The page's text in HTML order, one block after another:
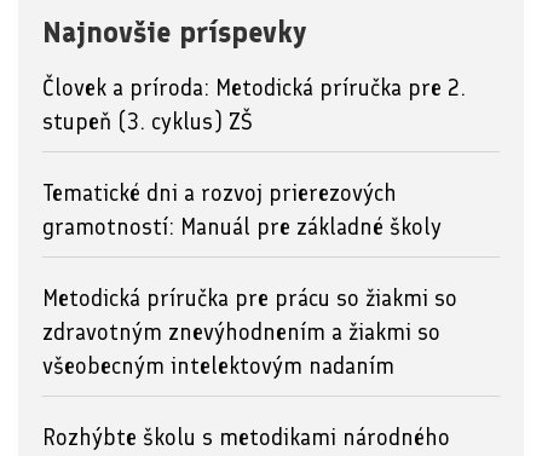
Najnovšie príspevky
Človek a príroda: Metodická príručka pre 2.
stupeň (3. cyklus) ZŠ
Tematické dni a rozvoj prierezových
gramotností: Manuál pre základné školy
Metodická príručka pre prácu so žiakmi so
zdravotným znevýhodnením a žiakmi so
všeobecným intelektovým nadaním
Rozhýbte školu s metodikami národného